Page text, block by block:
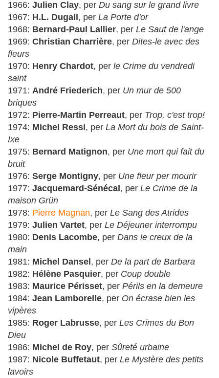
1966: Julien Clay, per Du sang sur le grand livre
1967: H.L. Dugall, per La Porte d'or
1968: Bernard-Paul Lallier, per Le Saut de l'ange
1969: Christian Charrière, per Dites-le avec des
fleurs
1970: Henry Chardot, per le Crime du vendredi
saint
1971: André Friederich, per Un mur de 500
briques
1972: Pierre-Martin Perreaut, per Trop, c'est trop!
1974: Michel Ressi, per La Mort du bois de Saint-
Ixe
1975: Bernard Matignon, per Une mort qui fait du
bruit
1976: Serge Montigny, per Une fleur per mourir
1977: Jacquemard-Sénécal, per Le Crime de la
maison Grün
1978: Pierre Magnan, per Le Sang des Atrides
1979: Julien Vartet, per Le Déjeuner interrompu
1980: Denis Lacombe, per Dans le creux de la
main
1981: Michel Dansel, per De la part de Barbara
1982: Hélène Pasquier, per Coup double
1983: Maurice Périsset, per Périls en la demeure
1984: Jean Lamborelle, per On écrase bien les
vipères
1985: Roger Labrusse, per Les Crimes du Bon
Dieu
1986: Michel de Roy, per Sûreté urbaine
1987: Nicole Buffetaut, per Le Mystère des petits
lavoirs